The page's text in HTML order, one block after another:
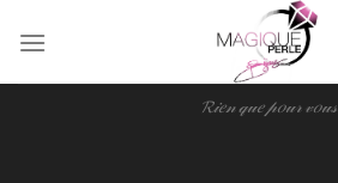
𝓡𝒾𝑒𝓃 𝓆𝓊𝑒 𝓅𝑜𝓊𝓇 𝓋𝑜𝓊𝓈